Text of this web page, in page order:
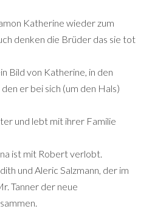
Katherine wieder zum
denken die Brüder das sie tot
Bild von Katherine, in den
er bei sich (um den Hals)
und lebt mit ihrer Familie
ist mit Robert verlobt.
und Aleric Salzmann, der im
Tanner der neue